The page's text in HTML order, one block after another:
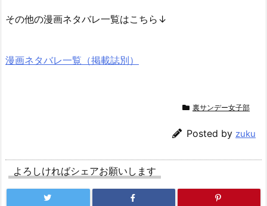
その他の漫画ネタバレ一覧はこちら↓
漫画ネタバレ一覧（掲載誌別）
裏サンデー女子部
Posted by zuku
よろしければシェアお願いします